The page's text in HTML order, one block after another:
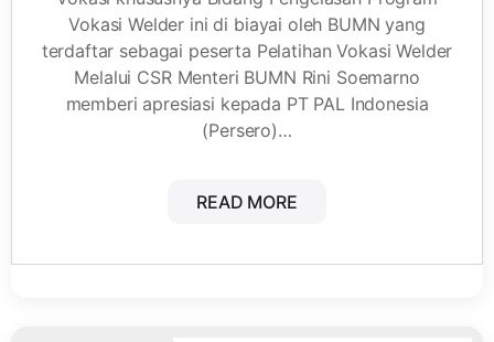
Vokasi Welder ini di biayai oleh BUMN yang
terdaftar sebagai peserta Pelatihan Vokasi Welder
Melalui CSR Menteri BUMN Rini Soemarno
memberi apresiasi kepada PT PAL Indonesia
(Persero)…
READ MORE